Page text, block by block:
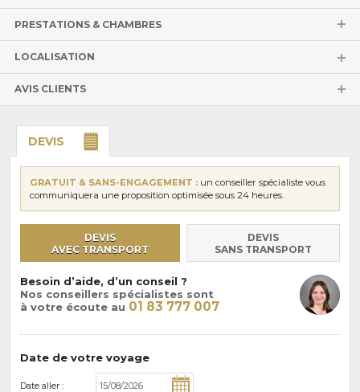
PRESTATIONS & CHAMBRES
LOCALISATION
AVIS CLIENTS
DEVIS
GRATUIT & SANS-ENGAGEMENT : un conseiller spécialiste vous
communiquera une proposition optimisée sous 24 heures.
DEVIS
AVEC TRANSPORT
DEVIS
SANS TRANSPORT
Besoin d’aide, d’un conseil ?
Nos conseillers spécialistes sont
à votre écoute au 01 83 777 007
Date de votre voyage
Date aller :